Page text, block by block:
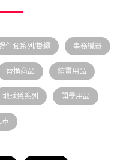
件套系列/掛繩 事務機器
替換商品 繪畫用品
地球儀系列 開學用品
市